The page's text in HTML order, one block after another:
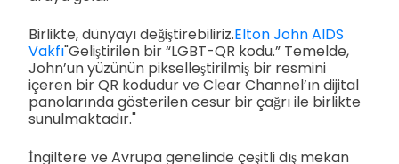
Birlikte, dünyayı değiştirebiliriz.Elton John AIDS
Vakfı"Geliştirilen bir “LGBT-QR kodu.” Temelde,
John’un yüzünün pikselleştirilmiş bir resmini
içeren bir QR kodudur ve Clear Channel’ın dijital
panolarında gösterilen cesur bir çağrı ile birlikte
sunulmaktadır."
İngiltere ve Avrupa genelinde çeşitli dış mekan